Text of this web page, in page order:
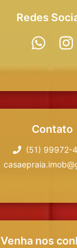
Redes
Contato
(51) 99972-
Venha nos